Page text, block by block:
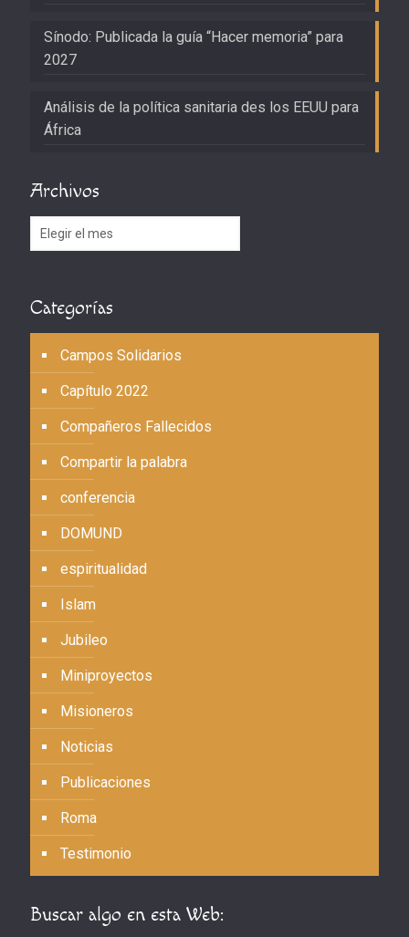
Sínodo: Publicada la guía “Hacer memoria” para
2027
Análisis de la política sanitaria des los EEUU para
África
Archivos
Archivos
Categorías
Campos Solidarios
Capítulo 2022
Compañeros Fallecidos
Compartir la palabra
conferencia
DOMUND
espiritualidad
Islam
Jubileo
Miniproyectos
Misioneros
Noticias
Publicaciones
Roma
Testimonio
Buscar algo en esta Web: